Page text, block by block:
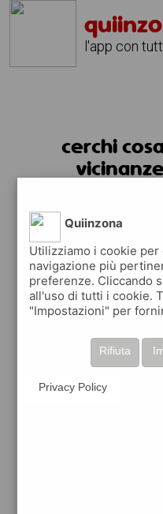
l'app con
cerchi
Quiinzona
Utilizziamo i cookie
navigazione più
preferenze. Cliccando
all'uso di tutti i cookie.
"Impostazioni" per
Rifiuta
Privacy Policy